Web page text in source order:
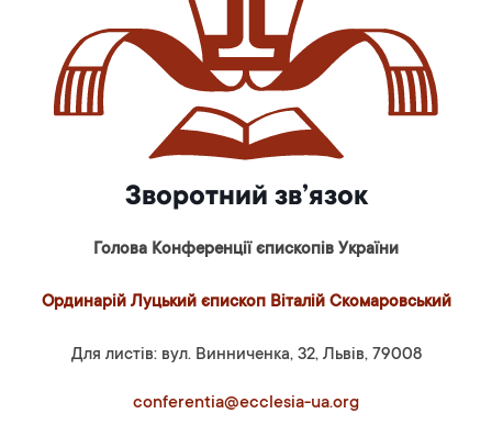
Зворотний зв’язок
Голова Конференції єпископів України
Ординарій Луцький єпископ Віталій Скомаровський
Для листів: вул. Винниченка, 32, Львів, 79008
conferentia@ecclesia-ua.org